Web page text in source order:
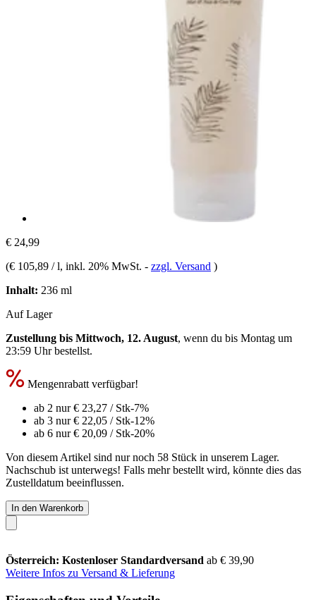
€ 24,99
(€ 105,89 / l, inkl. 20% MwSt. - zzgl. Versand )
Inhalt: 236 ml
Auf Lager
Zustellung bis Mittwoch, 12. August, wenn du bis Montag um
23:59 Uhrbestellst.
Mengenrabatt verfügbar!
ab 2 nur€ 23,27 / Stk-7%
ab 3 nur€ 22,05 / Stk-12%
ab 6 nur€ 20,09 / Stk-20%
Von diesem Artikel sind nur noch 58 Stück in unserem Lager.
Nachschub ist unterwegs! Falls mehr bestellt wird, könnte dies das
Zustelldatum beeinflussen.
In den Warenkorb
Österreich: Kostenloser Standardversand ab € 39,90
Weitere Infos zu Versand & Lieferung